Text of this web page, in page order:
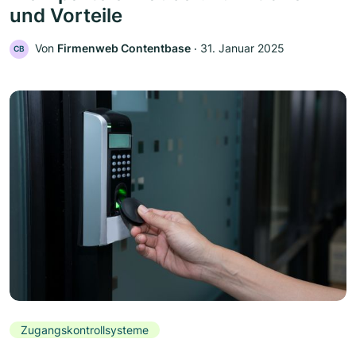
und Vorteile
CB Von Firmenweb Contentbase ‧ 31. Januar 2025
Zugangskontrollsysteme